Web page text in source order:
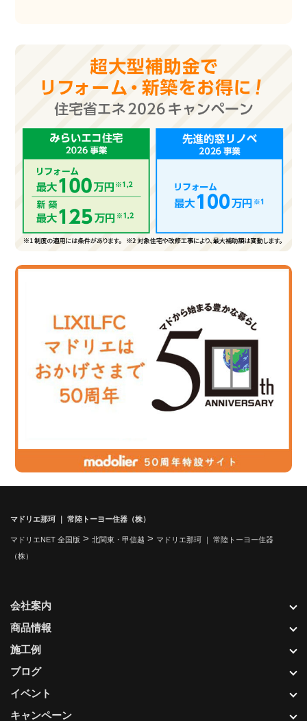
マドリエ那珂 ｜ 常陸トーヨー住器（株）
マドリエNET 全国版 > 北関東・甲信越 > マドリエ那珂 ｜ 常陸トーヨー住器
（株）
会社案内
商品情報
施工例
ブログ
イベント
キャンペーン